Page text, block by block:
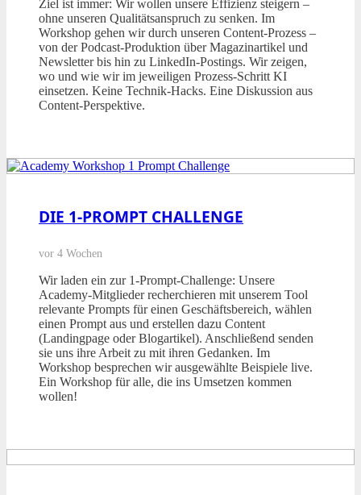
Ziel ist immer: Wir wollen unsere Effizienz steigern –
ohne unseren Qualitätsanspruch zu senken. Im
Workshop gehen wir durch unseren Content-Prozess –
von der Podcast-Produktion über Magazinartikel und
Newsletter bis hin zu LinkedIn-Postings. Wir zeigen,
wo und wie wir im jeweiligen Prozess-Schritt KI
einsetzen. Keine Technik-Hacks. Eine Diskussion aus
Content-Perspektive.
DIE 1-PROMPT CHALLENGE
vor 4 Wochen
Wir laden ein zur 1-Prompt-Challenge: Unsere
Academy-Mitglieder recherchieren mit unserem Tool
relevante Prompts für einen Geschäftsbereich, wählen
einen Prompt aus und erstellen dazu Content
(Landingpage oder Blogartikel). Anschließend senden
sie uns ihre Arbeit zu mit ihren Gedanken. Im
Workshop besprechen wir ausgewählte Beispiele live.
Ein Workshop für alle, die ins Umsetzen kommen
wollen!